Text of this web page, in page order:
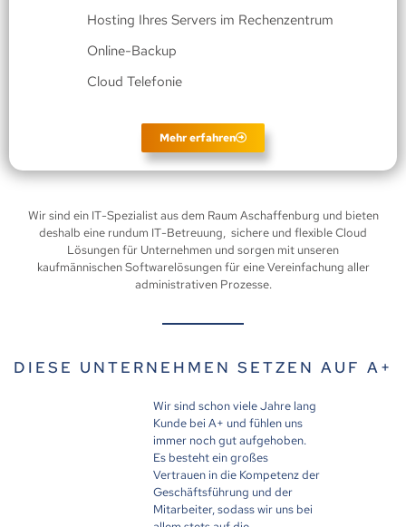
Hosting Ihres Servers im Rechenzentrum
Online-Backup
Cloud Telefonie
Mehr erfahren
Wir sind ein IT-Spezialist aus dem Raum Aschaffenburg und bieten
deshalb eine rundum IT-Betreuung, sichere und flexible Cloud
Lösungen für Unternehmen und sorgen mit unseren
kaufmännischen Softwarelösungen für eine Vereinfachung aller
administrativen Prozesse.
DIESE UNTERNEHMEN SETZEN AUF A+
Wir sind schon viele Jahre lang
Kunde bei A+ und fühlen uns
immer noch gut aufgehoben.
Es besteht ein großes
Vertrauen in die Kompetenz der
Geschäftsführung und der
Mitarbeiter, sodass wir uns bei